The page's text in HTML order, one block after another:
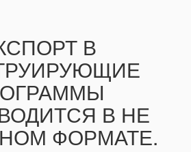
В
В НЕ
ФОРМАТЕ.